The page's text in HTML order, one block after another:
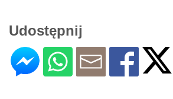
Udostępnij